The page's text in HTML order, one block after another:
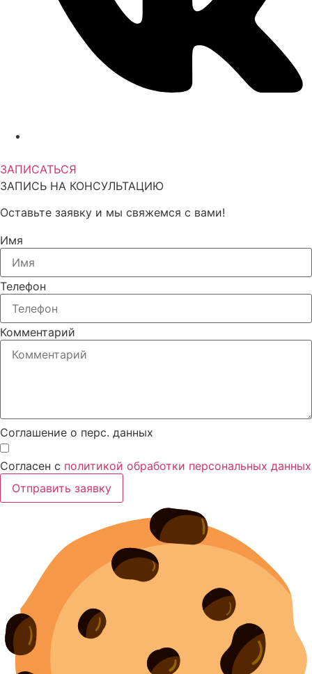
ЗАПИСАТЬСЯ
ЗАПИСЬ НА КОНСУЛЬТАЦИЮ
Оставьте заявку и мы свяжемся с вами!
Имя
Телефон
Комментарий
Соглашение о перс. данных
Согласен с политикой обработки персональных данных
Отправить заявку